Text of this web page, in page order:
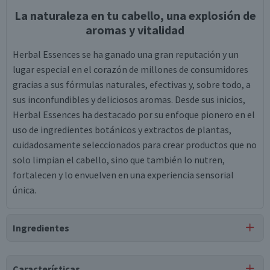
La naturaleza en tu cabello, una explosión de
aromas y vitalidad
Herbal Essences se ha ganado una gran reputación y un
lugar especial en el corazón de millones de consumidores
gracias a sus fórmulas naturales, efectivas y, sobre todo, a
sus inconfundibles y deliciosos aromas. Desde sus inicios,
Herbal Essences ha destacado por su enfoque pionero en el
uso de ingredientes botánicos y extractos de plantas,
cuidadosamente seleccionados para crear productos que no
solo limpian el cabello, sino que también lo nutren,
fortalecen y lo envuelven en una experiencia sensorial
única.
Ingredientes